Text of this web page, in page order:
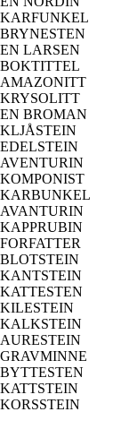
KARFUNKEL
BRYNESTEN
EN LARSEN
BOKTITTEL
AMAZONITT
KRYSOLITT
EN BROMAN
KLJÅSTEIN
EDELSTEIN
AVENTURIN
KOMPONIST
KARBUNKEL
AVANTURIN
KAPPRUBIN
FORFATTER
BLOTSTEIN
KANTSTEIN
KATTESTEN
KILESTEIN
KALKSTEIN
AURESTEIN
GRAVMINNE
BYTTESTEN
KATTSTEIN
KORSSTEIN